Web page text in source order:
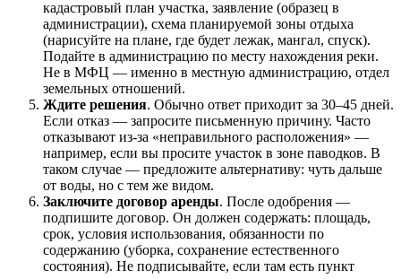
кадастровый план участка, заявление (образец в
администрации), схема планируемой зоны отдыха
(нарисуйте на плане, где будет лежак, мангал, спуск).
Подайте в администрацию по месту нахождения реки.
Не в МФЦ — именно в местную администрацию, отдел
земельных отношений.
Ждите решения. Обычно ответ приходит за 30–45 дней.
Если отказ — запросите письменную причину. Часто
отказывают из-за «неправильного расположения» —
например, если вы просите участок в зоне паводков. В
таком случае — предложите альтернативу: чуть дальше
от воды, но с тем же видом.
Заключите договор аренды. После одобрения —
подпишите договор. Он должен содержать: площадь,
срок, условия использования, обязанности по
содержанию (уборка, сохранение естественного
состояния). Не подписывайте, если там есть пункт